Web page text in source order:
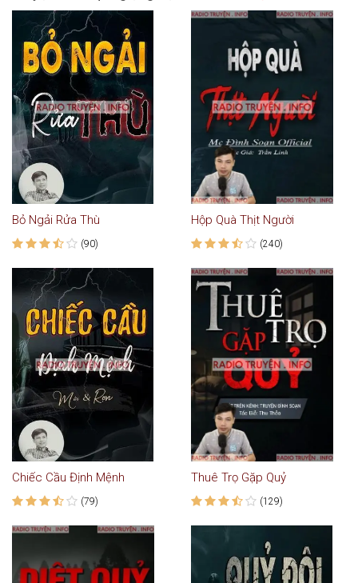
Bỏ Ngải Rửa Thù
(90)
Hộp Quà Thịt Người
(240)
Chiếc Cầu Định Mệnh
(79)
Thuê Trọ Gặp Quỷ
(129)